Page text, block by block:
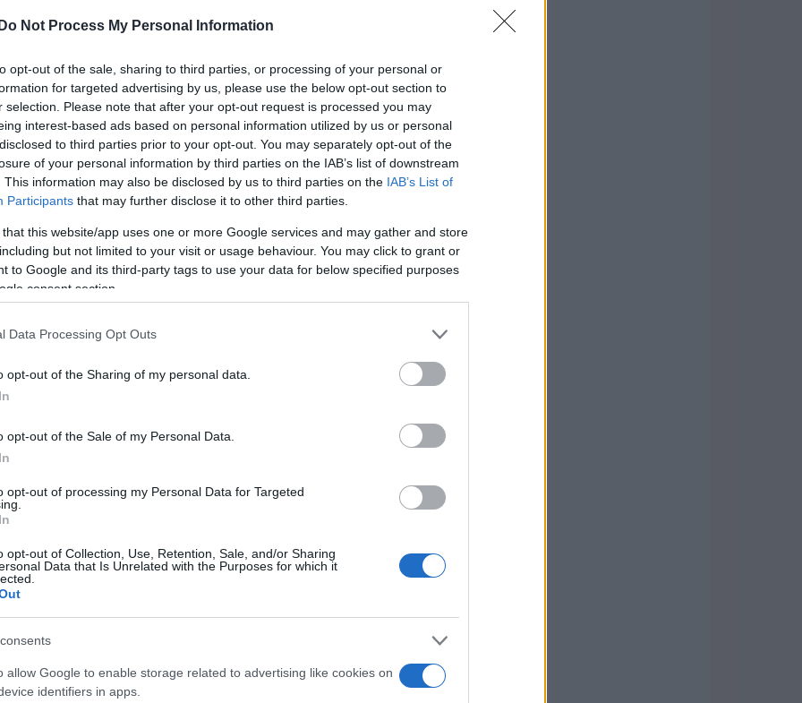
Do Not Process My Personal Information
opt-out of the sale, sharing to third parties, or processing of your personal or
for targeted advertising by us, please use the below opt-out section to
selection. Please note that after your opt-out request is processed you may
interest-based ads based on personal information utilized by us or personal
to third parties prior to your opt-out. You may separately opt-out of the
of your personal information by third parties on the IAB’s list of downstream
This information may also be disclosed by us to third parties on the IAB’s List of
Participants that may further disclose it to other third parties.
that this website/app uses one or more Google services and may gather and store
but not limited to your visit or usage behaviour. You may click to grant or
to Google and its third-party tags to use your data for below specified purposes
consent section.
Data Processing Opt Outs
opt-out of the Sharing of my personal data.
opt-out of the Sale of my Personal Data.
opt-out of processing my Personal Data for Targeted
opt-out of Collection, Use, Retention, Sale, and/or Sharing
Data that Is Unrelated with the Purposes for which it
allow Google to enable storage related to advertising like cookies on
identifiers in apps.
routine mattutina
minuti alla meditazione e pianificare le
e motivati.
minuti seguiti da una pausa di 5 minuti. Si
alta la concentrazione e prevenire